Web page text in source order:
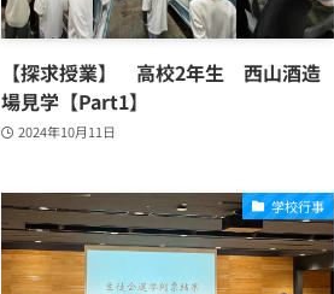
【探求授業】 高校2年生 西山酒造
場見学【Part1】
2024年10月11日
学校行事